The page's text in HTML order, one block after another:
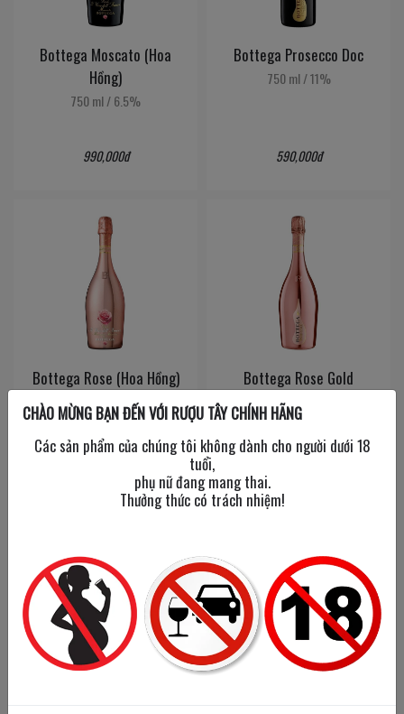
Bottega Moscato (Hoa
Hồng)
750 ml/6.5%
990,000đ
Bottega Prosecco Doc
750 ml /11%
590,000đ
Bottega Rose (Hoa Hồng)
750 ml/ 7%
Bottega Rose Gold
750 ml /
CHÀO MỪNG BẠN ĐẾN VỚI RƯỢU TÂY CHÍNH HÃNG
Các sản phẩm của chúng tôi không dành cho người dưới 18
tuổi,
phụ nữ đang mang thai.
Thưởng thức có trách nhiệm!